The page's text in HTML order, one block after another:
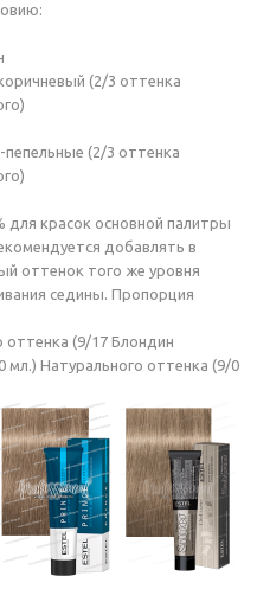
(2/3 оттенка
(2/3 оттенка
красок основной палитры
добавлять в
оттенок того же уровня
седины. Пропорция
оттенка (9/17 Блондин
мл.) Натурального оттенка (9/0